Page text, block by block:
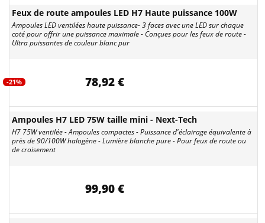
Feux de route ampoules LED H7 Haute puissance 100W
Ampoules LED ventilées haute puissance- 3 faces avec une LED sur chaque
coté pour offrir une puissance maximale - Conçues pour les feux de route -
Ultra puissantes de couleur blanc pur
-21% 78,92 €
Ampoules H7 LED 75W taille mini - Next-Tech
H7 75W ventilée - Ampoules compactes - Puissance d'éclairage équivalente à
près de 90/100W halogène - Lumière blanche pure - Pour feux de route ou
de croisement
99,90 €